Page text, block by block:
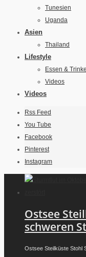
Tunesien
Uganda
Asien
Thailand
Lifestyle
Essen &
Videos
Videos
Rss Feed
You Tube
Facebook
Pinterest
Instagram
Ostsee
schweren
Ostsee Steilküste Stohl